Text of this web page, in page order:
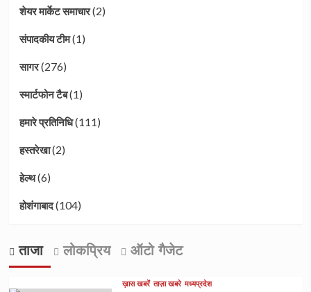
शेयर मार्केट समाचार(2)
संपादकीय टीम(1)
सागर(276)
स्मार्टफोन टैब(1)
हमारे प्रतिनिधि(111)
हस्तरेखा(2)
हेल्थ(6)
होशंगाबाद(104)
ताजा लोकप्रिय ऑटो गैजेट
ख़ास खबरें ताज़ा खबरे मध्यप्रदेश